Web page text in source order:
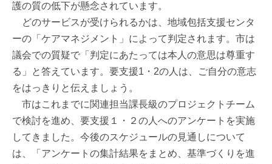
護の質の低下が懸念されています。
どのサービスが受けられるかは、地域包括支援センタ
ーの「ケアマネジメント」によって判定されます。市は
議会での質疑で「判定にあたっては本人の意思は尊重す
る」と答えています。要支援1・2の人は、ご自分の意志
をはっきりと伝えましょう。
市はこれまでに関連担当課長級のプロジェクトチーム
で検討を進め、要支援１・２の人へのアンケートを実施
してきました。今後のスケジュールの見通しについて
は、「アンケートの集計結果をまとめ、基準づくりを進